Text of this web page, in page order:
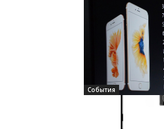
События